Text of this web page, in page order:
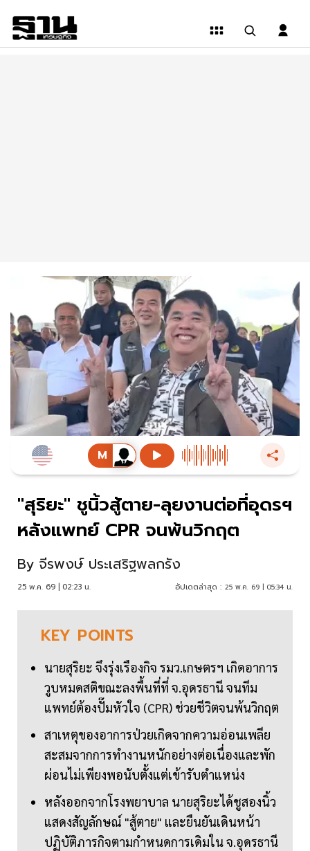
"สุริยะ" ชูนิ้วสู้ตาย-ลุยงานต่อที่อุดรฯ
หลังแพทย์ CPR จนพ้นวิกฤต
By จีรพงษ์ ประเสริฐพลกรัง
25 พ.ค. 69 | 02:23 น. อัปเดตล่าสุด : 25 พ.ค. 69 | 05:34 น.
KEY POINTS
นายสุริยะ จึงรุ่งเรืองกิจ รมว.เกษตรฯ เกิดอาการ
วูบหมดสติขณะลงพื้นที่ที่ จ.อุดรธานี จนทีม
แพทย์ต้องปั๊มหัวใจ (CPR) ช่วยชีวิตจนพ้นวิกฤต
สาเหตุของอาการป่วยเกิดจากความอ่อนเพลีย
สะสมจากการทำงานหนักอย่างต่อเนื่องและพัก
ผ่อนไม่เพียงพอนับตั้งแต่เข้ารับตำแหน่ง
หลังออกจากโรงพยาบาล นายสุริยะได้ชูสองนิ้ว
แสดงสัญลักษณ์ "สู้ตาย" และยืนยันเดินหน้า
ปฏิบัติภารกิจตามกำหนดการเดิมใน จ.อุดรธานี